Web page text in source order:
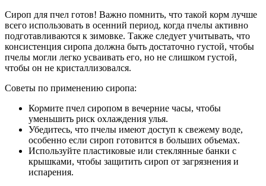
Сироп для пчел готов! Важно помнить, что такой корм лучше
всего использовать в осенний период, когда пчелы активно
подготавливаются к зимовке. Также следует учитывать, что
консистенция сиропа должна быть достаточно густой, чтобы
пчелы могли легко усваивать его, но не слишком густой,
чтобы он не кристаллизовался.
Советы по применению сиропа:
Кормите пчел сиропом в вечерние часы, чтобы
уменьшить риск охлаждения улья.
Убедитесь, что пчелы имеют доступ к свежему воде,
особенно если сироп готовится в больших объемах.
Используйте пластиковые или стеклянные банки с
крышками, чтобы защитить сироп от загрязнения и
испарения.